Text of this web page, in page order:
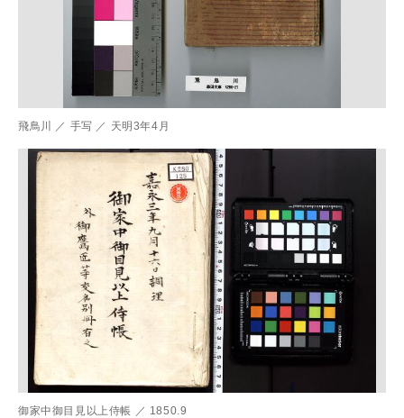
飛鳥川 ／ 手写 ／ 天明3年4月
御家中御目見以上侍帳 ／ 1850.9